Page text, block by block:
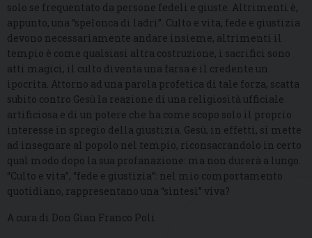
solo se frequentato da persone fedeli e giuste. Altrimenti è,
appunto, una “spelonca di ladri”. Culto e vita, fede e giustizia
devono necessariamente andare insieme, altrimenti il
tempio è come qualsiasi altra costruzione, i sacrifici sono
atti magici, il culto diventa una farsa e il credente un
ipocrita. Attorno ad una parola profetica di tale forza, scatta
subito contro Gesù la reazione di una religiosità ufficiale
artificiosa e di un potere che ha come scopo solo il proprio
interesse in spregio della giustizia. Gesù, in effetti, si mette
ad insegnare al popolo nel tempio, riconsacrandolo in certo
qual modo dopo la sua profanazione: ma non durerà a lungo.
“Culto e vita”, “fede e giustizia”: nel mio comportamento
quotidiano, rappresentano una “sintesi” viva?
A cura di Don Gian Franco Poli